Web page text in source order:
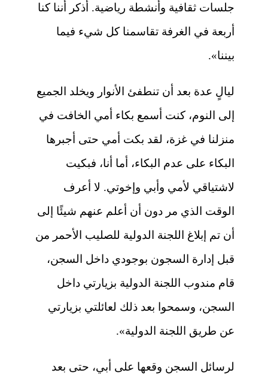
جلسات ثقافية وأنشطة رياضية. أذكر أننا كنا
أربعة في الغرفة تقاسمنا كل شيء فيما
بيننا».
ليالٍ عدة بعد أن تنطفئ الأنوار ويخلد الجميع
إلى النوم، كنت أسمع بكاء أمي الخافت في
منزلنا في غزة، لقد بكت أمي حتى أجبرها
البكاء على عدم البكاء، أما أنا، فبكيت
لاشتياقي لأمي وأبي وإخوتي. لا أعرف
الوقت الذي مر دون أن أعلم عنهم شيئًا إلى
أن تم إبلاغ اللجنة الدولية للصليب الأحمر من
قبل إدارة السجون بوجودي داخل السجن،
قام مندوب اللجنة الدولية بزيارتي داخل
السجن، وسمحوا بعد ذلك لعائلتي بزيارتي
عن طريق اللجنة الدولية».
لرسائل السجن وقعها على أبي، حتى بعد